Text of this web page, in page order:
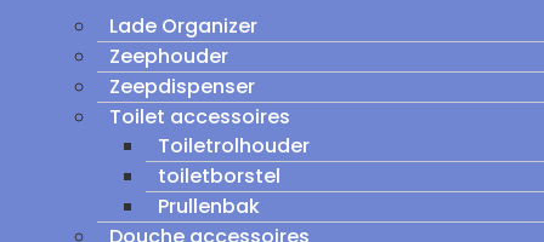
Lade Organizer
Zeephouder
Zeepdispenser
Toilet accessoires
Toiletrolhouder
toiletborstel
Prullenbak
Douche accessoires